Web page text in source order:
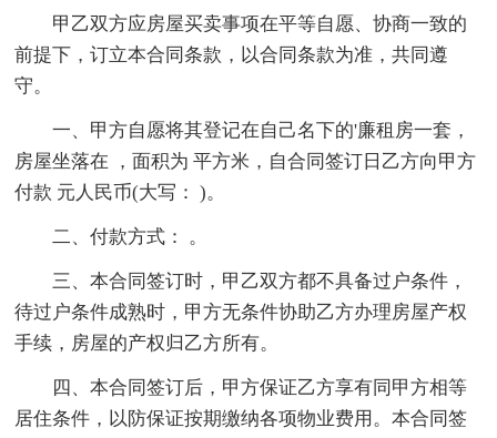
甲乙双方应房屋买卖事项在平等自愿、协商一致的
前提下，订立本合同条款，以合同条款为准，共同遵
守。
一、甲方自愿将其登记在自己名下的'廉租房一套，
房屋坐落在 ，面积为 平方米，自合同签订日乙方向甲方
付款 元人民币(大写： )。
二、付款方式： 。
三、本合同签订时，甲乙双方都不具备过户条件，
待过户条件成熟时，甲方无条件协助乙方办理房屋产权
手续，房屋的产权归乙方所有。
四、本合同签订后，甲方保证乙方享有同甲方相等
居住条件，以防保证按期缴纳各项物业费用。本合同签